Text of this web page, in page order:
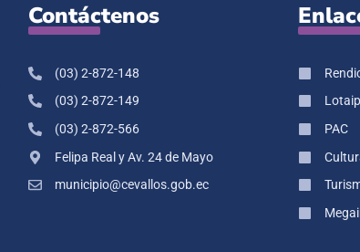
Contáctenos
(03) 2-872-148
(03) 2-872-149
(03) 2-872-566
Felipa Real y Av. 24 de Mayo
municipio@cevallos.gob.ec
Lotaip
PAC